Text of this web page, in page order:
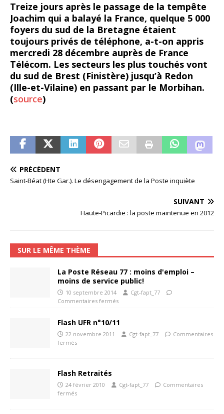
Treize jours après le passage de la tempête
Joachim qui a balayé la France, quelque 5 000
foyers du sud de la Bretagne étaient
toujours privés de téléphone, a-t-on appris
mercredi 28 décembre auprès de France
Télécom. Les secteurs les plus touchés vont
du sud de Brest (Finistère) jusqu’à Redon
(Ille-et-Vilaine) en passant par le Morbihan.
(source)
PRÉCÉDENT
Saint-Béat (Hte Gar.). Le désengagement de la Poste inquiète
SUIVANT
Haute-Picardie : la poste maintenue en 2012
SUR LE MÊME THÈME
La Poste Réseau 77 : moins d'emploi –
moins de service public!
10 septembre 2014
Cgt-fapt_77
Commentaires fermés
Flash UFR n°10/11
22 novembre 2011 Cgt-fapt_77
Commentaires
fermés
Flash Retraités
24 février 2010 Cgt-fapt_77
Commentaires
fermés